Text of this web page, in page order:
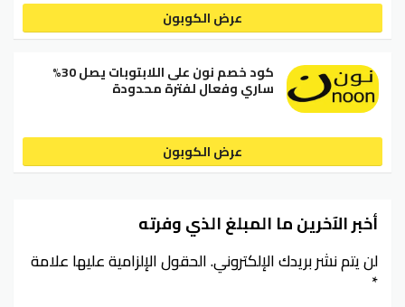
عرض الكوبون
كود خصم نون على اللابتوبات يصل 30%
ساري وفعال لفترة محدودة
عرض الكوبون
أخبر الآخرين ما المبلغ الذي وفرته
لن يتم نشر بريدك الإلكتروني.الحقول الإلزامية عليها علامة
*